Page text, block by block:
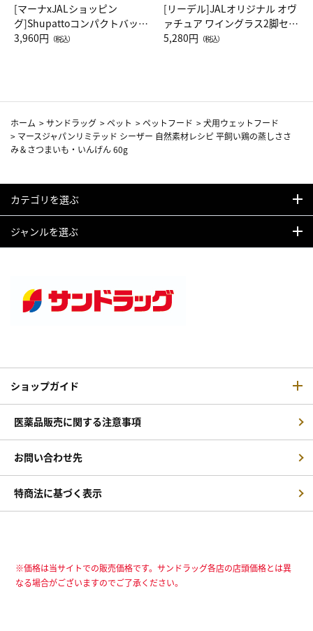
[マーナxJALショッピン
グ]Shupattoコンパクトバッグ
Drop JAL客室乗務員（LC）ス
3,960円 （税込）
[リーデル]JALオリジナル オヴ
ァチュア ワイングラス2脚セッ
ト（レッドワイン）
5,280円 （税込）
ホーム >サンドラッグ >ペット >ペットフード >犬用ウェットフード
> マースジャパンリミテッド シーザー 自然素材レシピ 平飼い鶏の蒸しささ
み＆さつまいも・いんげん 60g
カテゴリを選ぶ
ジャンルを選ぶ
ショップガイド
医薬品販売に関する注意事項
お問い合わせ先
特商法に基づく表示
※価格は当サイトでの販売価格です。サンドラッグ各店の店頭価格とは異
なる場合がございますのでご了承ください。